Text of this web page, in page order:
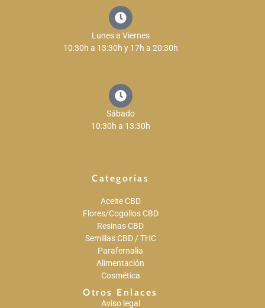
Lunes a Viernes
10:30h a 13:30h y 17h a 20:30h
Sábado
10:30h a 13:30h
Categorías
Aceite CBD
Flores/Cogollos CBD
Resinas CBD
Semillas CBD / THC
Parafernalia
Alimentación
Cosmética
Otros Enlaces
Aviso legal